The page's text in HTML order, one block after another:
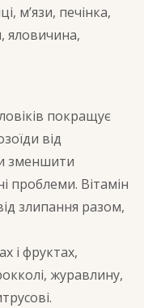
м’язи, печінка,
яловичина,
покращує
від
зменшити
проблеми. Вітамін
злипання разом,
і фруктах,
журавлину,